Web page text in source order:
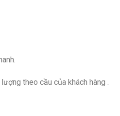
theo cầu của khách hàng .